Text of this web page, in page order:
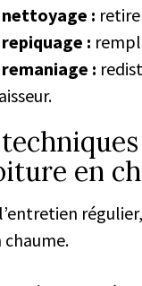
nettoyage :
repiquage :
remaniage :
en